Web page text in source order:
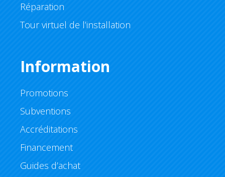
Réparation
Tour virtuel de l’installation
Information
Promotions
Subventions
Accréditations
Financement
Guides d’achat